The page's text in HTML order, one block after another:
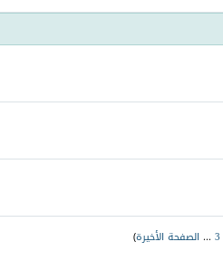
3
... الصفحة الأخيرة)